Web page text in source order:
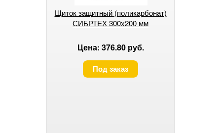
Щиток защитный (поликарбонат)
СИБРТЕХ 300х200 мм
Цена: 376.80 руб.
Под заказ